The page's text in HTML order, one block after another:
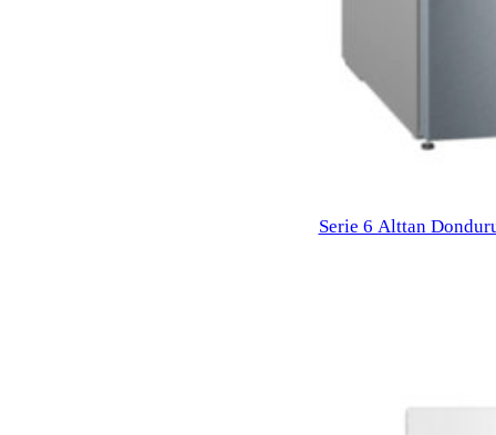
Serie 6 Alttan